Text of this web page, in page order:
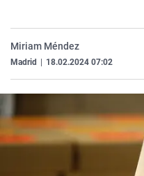
Miriam Méndez
Madrid 18.02.2024 07:02